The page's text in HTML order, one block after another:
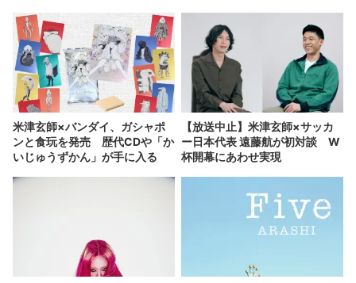
米津玄師×バンダイ、ガシャポ
ンと食玩を発売 歴代CDや「か
いじゅうずかん」が手に入る
【放送中止】米津玄師×サッカ
ー日本代表 遠藤航が初対談 W
杯開幕にあわせ実現